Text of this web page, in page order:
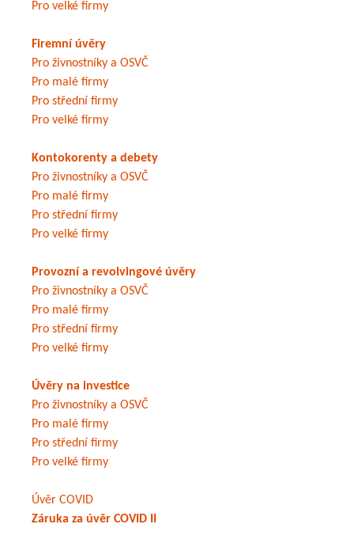
Pro velké firmy
Firemní úvěry
Pro živnostníky a OSVČ
Pro malé firmy
Pro střední firmy
Pro velké firmy
Kontokorenty a debety
Pro živnostníky a OSVČ
Pro malé firmy
Pro střední firmy
Pro velké firmy
Provozní a revolvingové úvěry
Pro živnostníky a OSVČ
Pro malé firmy
Pro střední firmy
Pro velké firmy
Úvěry na investice
Pro živnostníky a OSVČ
Pro malé firmy
Pro střední firmy
Pro velké firmy
Úvěr COVID
Záruka za úvěr COVID II